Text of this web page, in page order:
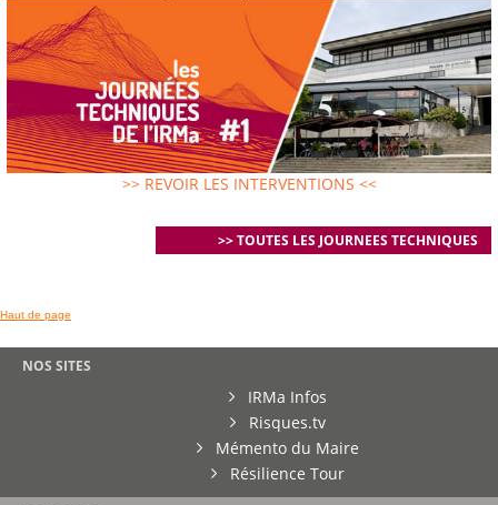
>> REVOIR LES INTERVENTIONS <<
>> TOUTES LES JOURNEES TECHNIQUES
Haut de page
NOS SITES
IRMa Infos
Risques.tv
Mémento du Maire
Résilience Tour